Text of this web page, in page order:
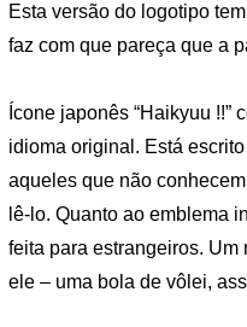
Esta versão do logotipo
faz com que pareça que a
Ícone japonês “Haikyuu !!”
idioma original. Está
aqueles que não
lê-lo. Quanto ao emblema
feita para estrangeiros.
ele – uma bola de vôlei,